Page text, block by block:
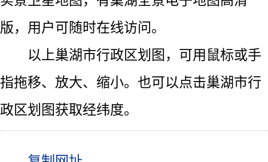
版，用户可随时在线访问。
以上巢湖市行政区划图，可用鼠标或手
指拖移、放大、缩小。也可以点击巢湖市行
政区划图获取经纬度。